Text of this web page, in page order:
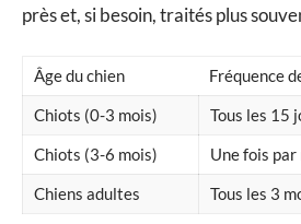
près et, si besoin, traités plus
Âge du chien
Fréquence
Chiots (0-3 mois)
Tous les 15
Chiots (3-6 mois)
Une fois par
Chiens adultes
Tous les 3